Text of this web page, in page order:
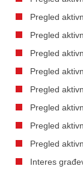
Pregled
Pregled
Pregled
Pregled
Pregled
Pregled
Pregled
Pregled
Interes